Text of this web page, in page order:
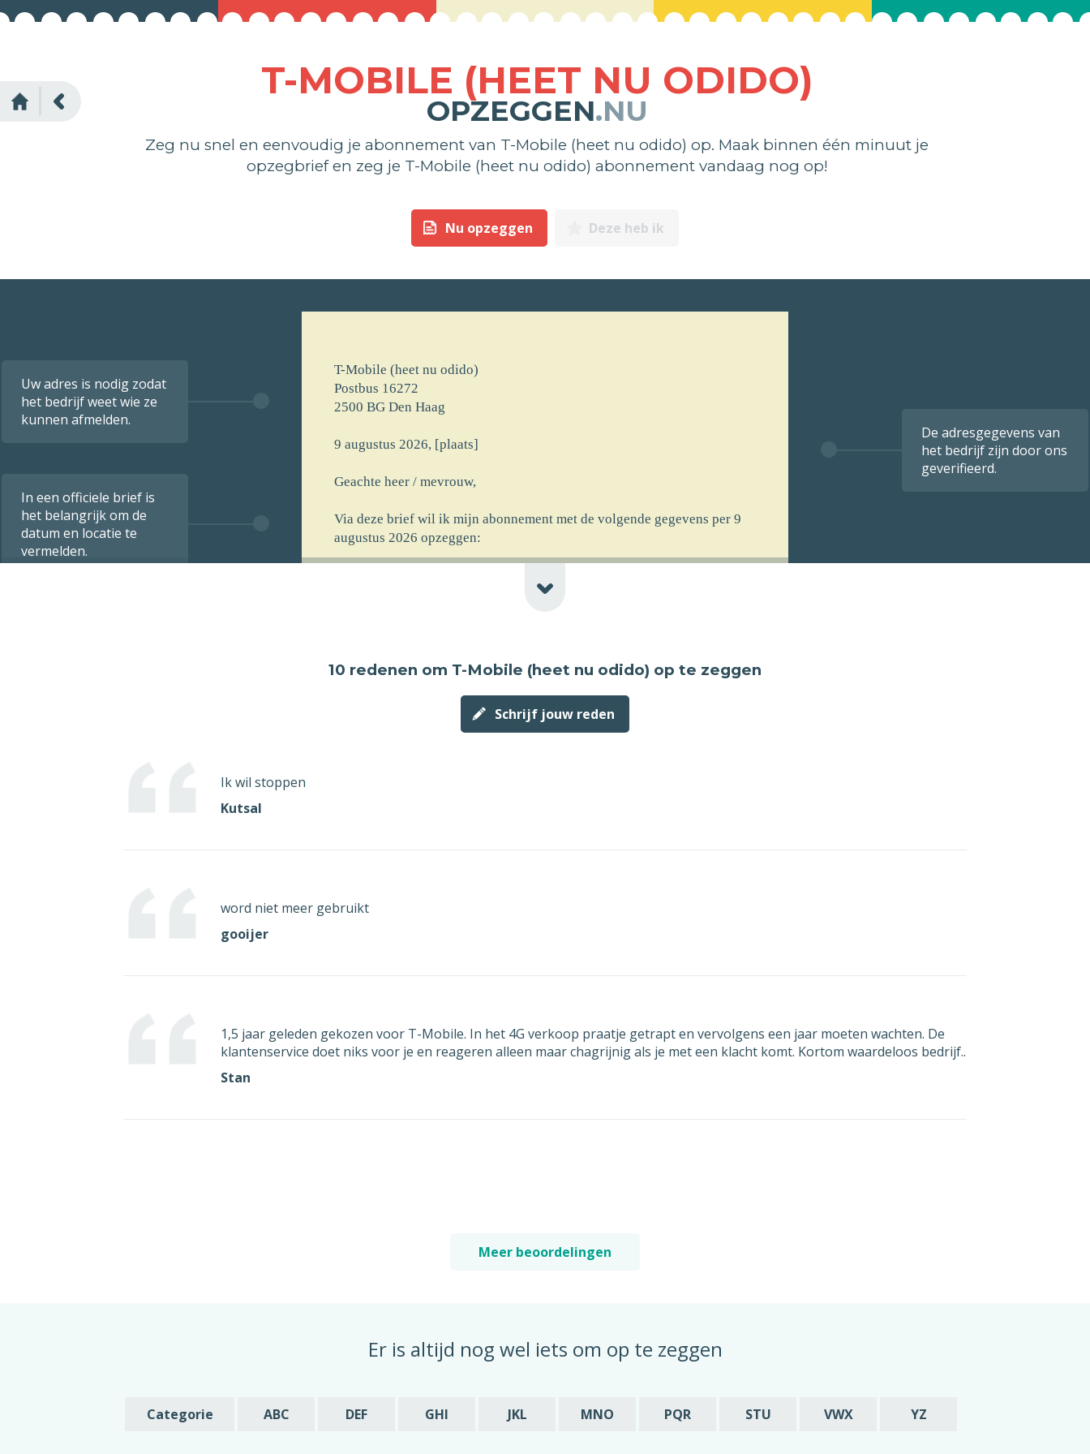
T-MOBILE (HEET NU ODIDO)
OPZEGGEN.NU
Zeg nu snel en eenvoudig je abonnement van T-Mobile (heet nu odido) op. Maak binnen één minuut je
opzegbrief en zeg je T-Mobile (heet nu odido) abonnement vandaag nog op!
Nu opzeggen Deze heb ik
Uw adres is nodig zodat
het bedrijf weet wie ze
kunnen afmelden.
In een officiele brief is
het belangrijk om de
datum en locatie te
vermelden.
De adresgegevens van
het bedrijf zijn door ons
geverifieerd.
T-Mobile (heet nu odido)
Postbus 16272
2500 BG Den Haag
9 augustus 2026, [plaats]
Geachte heer / mevrouw,
Via deze brief wil ik mijn abonnement met de volgende gegevens per 9
augustus 2026 opzeggen:
De incassomachtiging ten laste van mijn rekeningnummer die ik aan u
9 augustus 2026 laten vervallen.
willen van deze vroegst mogelijke datum is waarop mijn abonnement
10 redenen om T-Mobile (heet nu odido) op te zeggen
Schrijf jouw reden
Ik wil stoppen
Kutsal
word niet meer gebruikt
gooijer
1,5 jaar geleden gekozen voor T-Mobile. In het 4G verkoop praatje getrapt en vervolgens een jaar moeten wachten. De
klantenservice doet niks voor je en reageren alleen maar chagrijnig als je met een klacht komt. Kortom waardeloos bedrijf..
Stan
Meer beoordelingen
Er is altijd nog wel iets om op te zeggen
Categorie ABC DEF GHI JKL MNO PQR STU VWX YZ